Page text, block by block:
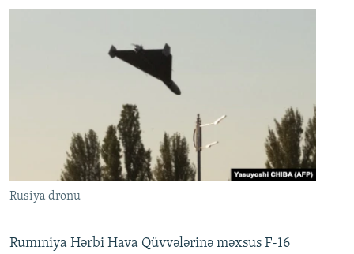
Rusiya dronu
Rumıniya Hərbi Hava Qüvvələrinə məxsus F-16